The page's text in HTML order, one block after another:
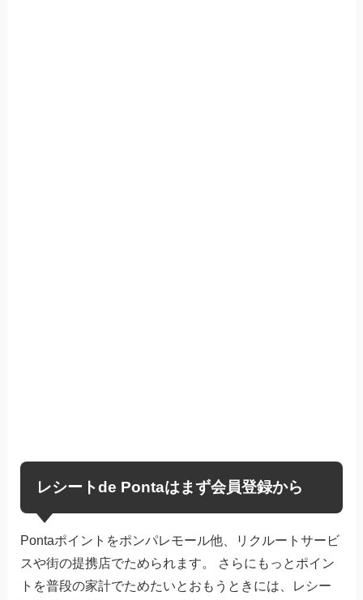
レシートde Pontaはまず会員登録から
Pontaポイントをポンパレモール他、リクルートサービ
スや街の提携店でためられます。 さらにもっとポイン
トを普段の家計でためたいとおもうときには、レシー